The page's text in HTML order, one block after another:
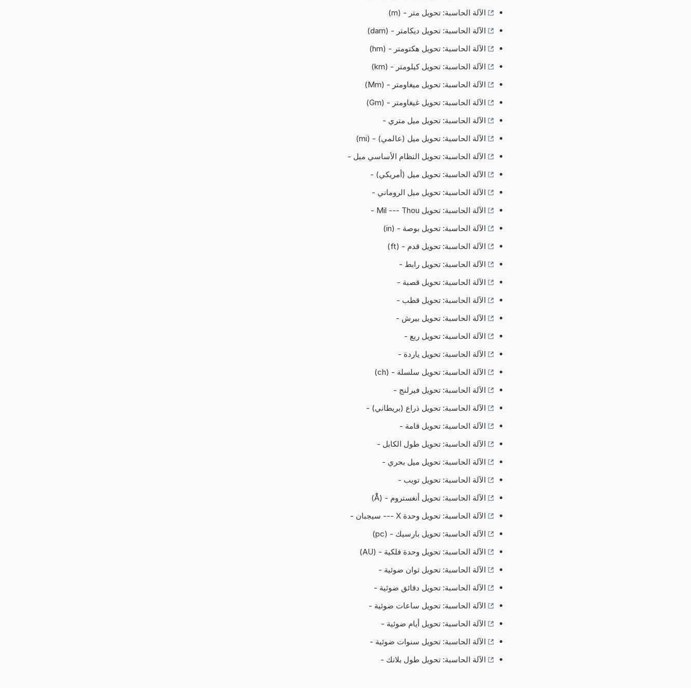
الآلة الحاسبة: تحويل متر - (m)
الآلة الحاسبة: تحويل ديكامتر - (dam)
الآلة الحاسبة: تحويل هكتومتر - (hm)
الآلة الحاسبة: تحويل كيلومتر - (km)
الآلة الحاسبة: تحويل ميغاومتر - (Mm)
الآلة الحاسبة: تحويل غيغاومتر - (Gm)
الآلة الحاسبة: تحويل ميل متري -
الآلة الحاسبة: تحويل ميل (عالمي) - (mi)
الآلة الحاسبة: تحويل النظام الأساسي ميل -
الآلة الحاسبة: تحويل ميل (أمريكي) -
الآلة الحاسبة: تحويل ميل الروماني -
الآلة الحاسبة: تحويل Mil --- Thou -
الآلة الحاسبة: تحويل بوصة - (in)
الآلة الحاسبة: تحويل قدم - (ft)
الآلة الحاسبة: تحويل رابط -
الآلة الحاسبة: تحويل قصبة -
الآلة الحاسبة: تحويل قطب -
الآلة الحاسبة: تحويل بيرش -
الآلة الحاسبة: تحويل ربع -
الآلة الحاسبة: تحويل ياردة -
الآلة الحاسبة: تحويل سلسلة - (ch)
الآلة الحاسبة: تحويل فيرلنج -
الآلة الحاسبة: تحويل ذراع (بريطاني) -
الآلة الحاسبة: تحويل قامة -
الآلة الحاسبة: تحويل طول الكابل -
الآلة الحاسبة: تحويل ميل بحري -
الآلة الحاسبة: تحويل تويب -
الآلة الحاسبة: تحويل أنغستروم - (Å)
الآلة الحاسبة: تحويل وحدة X --- سيجبان -
الآلة الحاسبة: تحويل بارسيك - (pc)
الآلة الحاسبة: تحويل وحدة فلكية - (AU)
الآلة الحاسبة: تحويل ثوان ضوئية -
الآلة الحاسبة: تحويل دقائق ضوئية -
الآلة الحاسبة: تحويل ساعات ضوئية -
الآلة الحاسبة: تحويل أيام ضوئية -
الآلة الحاسبة: تحويل سنوات ضوئية -
الآلة الحاسبة: تحويل طول بلانك -